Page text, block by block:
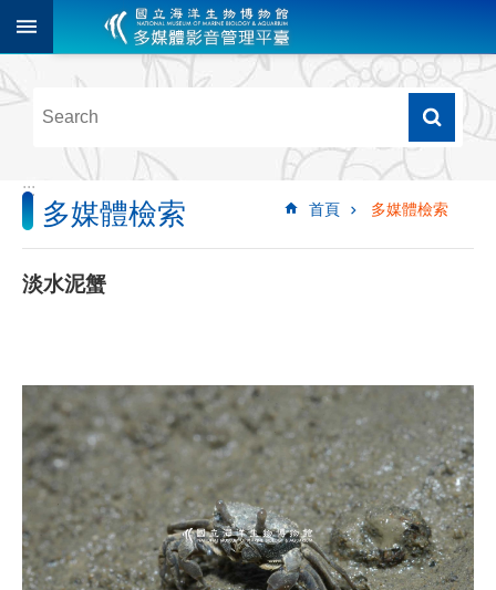
跳到主要內容區塊
階
尋
多
媒
體
檢
像
影
音
音
源
訊
息
:::
首頁 多媒體檢索
多媒體檢索
淡水泥蟹